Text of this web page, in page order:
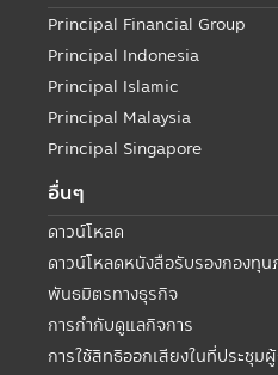
Principal Financial Group
Principal Indonesia
Principal Islamic
Principal Malaysia
Principal Singapore
อื่นๆ
ดาวน์โหลด
ดาวน์โหลดหนังสือรับรองกองทุ
พันธมิตรทางธุรกิจ
การกำกับดูแลกิจการ
การใช้สิทธิออกเสียงในที่ประชุม